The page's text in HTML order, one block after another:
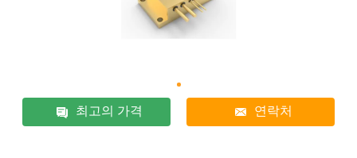
최고의 가격 연락처